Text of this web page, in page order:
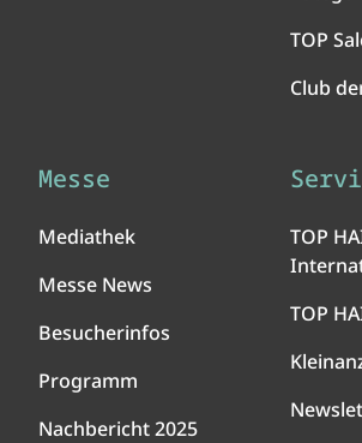
TOP
Club
Messe
Mediathek
Messe News
Besucherinfos
Programm
Nachbericht 2025
TOP
TOP